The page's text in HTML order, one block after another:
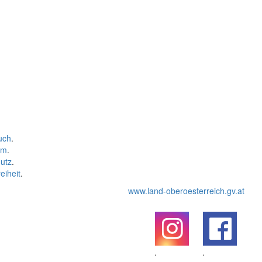
.
.
.
.
www.land-oberoesterreich.gv.at
.
.